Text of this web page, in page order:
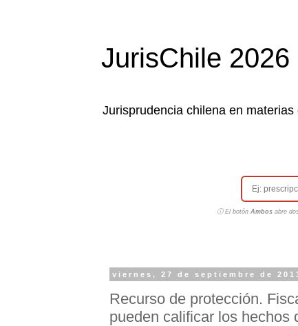
JurisChile 2026
Jurisprudencia chilena en
ⓘ El botón Ambosabre
viernes, 27 de septiembre de
Recurso de protección.
pueden calificar los hechos